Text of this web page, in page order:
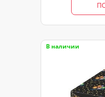
В наличии